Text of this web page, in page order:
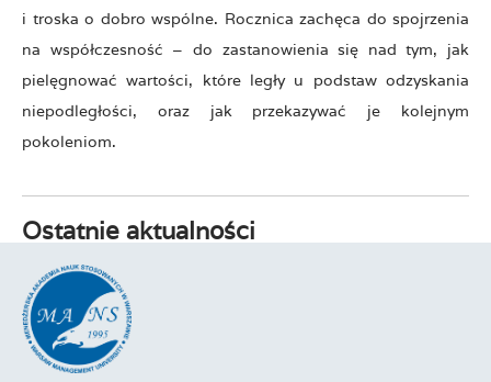
i troska o dobro wspólne. Rocznica zachęca do spojrzenia
na współczesność – do zastanowienia się nad tym, jak
pielęgnować wartości, które legły u podstaw odzyskania
niepodległości, oraz jak przekazywać je kolejnym
pokoleniom.
Ostatnie aktualności